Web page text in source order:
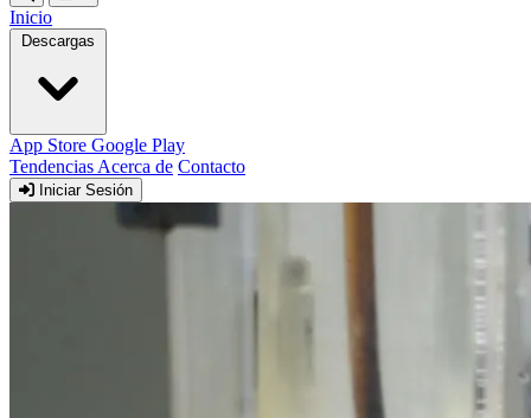
Inicio
Descargas
App Store Google Play
Tendencias Acerca de Contacto
Iniciar Sesión